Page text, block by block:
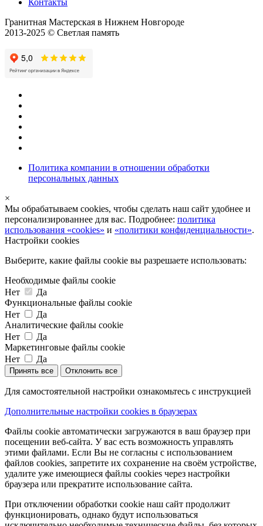
Гранитная Мастерская в Нижнем Новгороде
2013-2025 © Светлая память
Политика компании в отношении обработки
персональных данных
×
Мы обрабатываем cookies, чтобы сделать наш сайт удобнее и
персонализированнее для вас. Подробнее: политика
использования «cookies» и «политики конфиденциальности».
Настройки cookies
Выберите, какие файлы cookie вы разрешаете использовать:
Необходимые файлы cookie
Нет
Да
Функциональные файлы cookie
Нет
Да
Аналитические файлы cookie
Нет
Да
Маркетинговые файлы cookie
Нет
Да
Принять все Отклонить все
Для самостоятельной настройки ознакомьтесь с инструкцией
Дополнительные настройки cookies в браузерах
Файлы cookie автоматически загружаются в ваш браузер при
посещении веб-сайта. У вас есть возможность управлять
этими файлами. Если Вы не согласны с использованием
файлов cookies, запретите их сохранение на своём устройстве,
удалите уже имеющиеся файлы cookies через настройки
браузера или прекратите использование сайта.
При отключении обработки cookie наш сайт продолжит
функционировать, однако будут использоваться